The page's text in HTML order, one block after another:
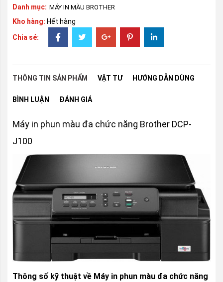
Danh mục: MÁY IN MÀU BROTHER
Kho hàng: Hết hàng
Chia sẻ:
THÔNG TIN SẢN PHẨM VẬT TƯ HƯỚNG DẪN DÙNG
BÌNH LUẬN ĐÁNH GIÁ
Máy in phun màu đa chức năng Brother DCP-
J100
Thông số kỹ thuật về Máy in phun màu đa chức năng